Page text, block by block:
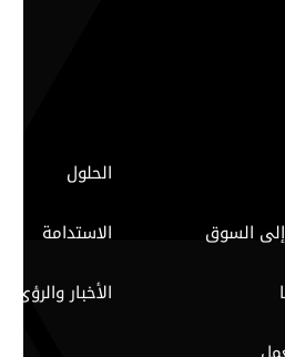
الحلول
السوق
الاستدامة
الأخبار والرؤى